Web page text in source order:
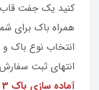
کنید یک جفت
همراه باک برای
انتخاب نوع باک
انتهای ثبت
آماده سازی باک 3 الی 4 روز کاری می باشد